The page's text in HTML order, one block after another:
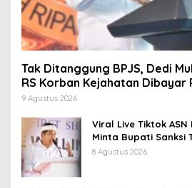
Tak Ditanggung BPJS, Dedi
RS Korban Kejahatan
9 Agustus 2026
Viral Live Tiktok
Minta Bupati Sanksi
Pemberhentian
8 Agustus 2026